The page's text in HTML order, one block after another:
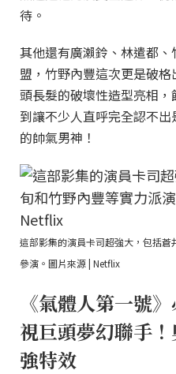
待。
其他還有廣瀨鈴、林遣都
盟，竹野內豐這次更是破
頭長髮的破壞性造型亮相
到讓不少人直呼完全認不出
的帥氣男神！
這部影集的演員卡司超強大，包括
參演。圖片來源 | Netflix
《氣體人第一號
視巨頭夢幻聯手
強特效